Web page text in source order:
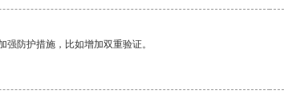
防护措施，比如增加双重验证。